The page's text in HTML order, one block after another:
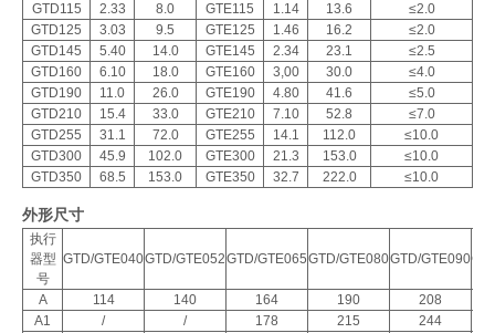
GTD115
2.33 8.0 GTE115 1.14 13.6
≤2.0
GTD125
3.03 9.5 GTE125 1.46 16.2
≤2.0
GTD145
5.40 14.0 GTE145 2.34 23.1
≤2.5
GTD160
6.10 18.0 GTE160 3,00 30.0
≤4.0
GTD190
11.0 26.0 GTE190 4.80 41.6
≤5.0
GTD210
15.4 33.0 GTE210 7.10 52.8
≤7.0
GTD255
31.1 72.0 GTE255 14.1 112.0
≤10.0
GTD300
45.9 102.0 GTE300 21.3 153.0
≤10.0
GTD350
68.5 153.0 GTE350 32.7 222.0 ≤10.0
外形尺寸
执行
器型
号
GTD/GTE040GTD/GTE052GTD/GTE065GTD/GTE080GTD/GTE090
A 114 140 164 190
208
A1
/ / 178 215
244